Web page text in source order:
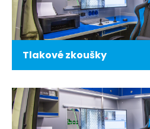
Tlakové zkoušky